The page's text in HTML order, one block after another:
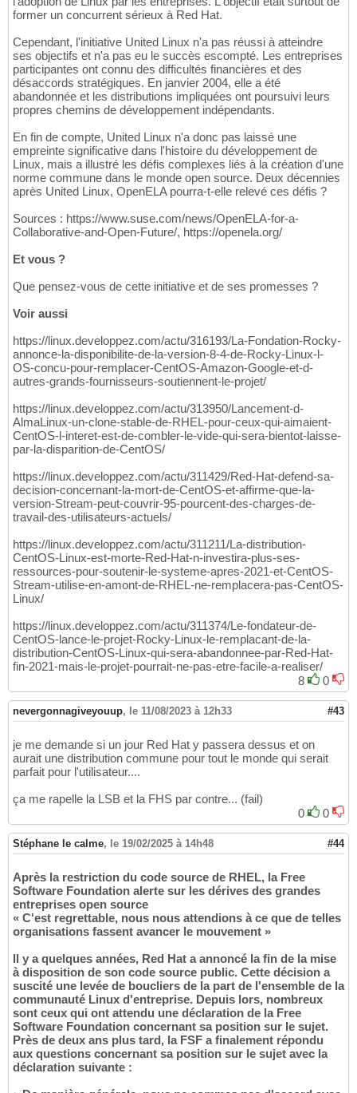
former un concurrent sérieux à Red Hat.
Cependant, l'initiative United Linux n'a pas réussi à atteindre
ses objectifs et n'a pas eu le succès escompté. Les entreprises
participantes ont connu des difficultés financières et des
désaccords stratégiques. En janvier 2004, elle a été
abandonnée et les distributions impliquées ont poursuivi leurs
propres chemins de développement indépendants.
En fin de compte, United Linux n'a donc pas laissé une
empreinte significative dans l'histoire du développement de
Linux, mais a illustré les défis complexes liés à la création d'une
norme commune dans le monde open source. Deux décennies
après United Linux, OpenELA pourra-t-elle relevé ces défis ?
Sources : https://www.suse.com/news/OpenELA-for-a-
Collaborative-and-Open-Future/, https://openela.org/
Et vous ?
Que pensez-vous de cette initiative et de ses promesses ?
Voir aussi
https://linux.developpez.com/actu/316193/La-Fondation-Rocky-
annonce-la-disponibilite-de-la-version-8-4-de-Rocky-Linux-l-
OS-concu-pour-remplacer-CentOS-Amazon-Google-et-d-
autres-grands-fournisseurs-soutiennent-le-projet/
https://linux.developpez.com/actu/313950/Lancement-d-
AlmaLinux-un-clone-stable-de-RHEL-pour-ceux-qui-aimaient-
CentOS-l-interet-est-de-combler-le-vide-qui-sera-bientot-laisse-
par-la-disparition-de-CentOS/
https://linux.developpez.com/actu/311429/Red-Hat-defend-sa-
decision-concernant-la-mort-de-CentOS-et-affirme-que-la-
version-Stream-peut-couvrir-95-pourcent-des-charges-de-
travail-des-utilisateurs-actuels/
https://linux.developpez.com/actu/311211/La-distribution-
CentOS-Linux-est-morte-Red-Hat-n-investira-plus-ses-
ressources-pour-soutenir-le-systeme-apres-2021-et-CentOS-
Stream-utilise-en-amont-de-RHEL-ne-remplacera-pas-CentOS-
Linux/
https://linux.developpez.com/actu/311374/Le-fondateur-de-
CentOS-lance-le-projet-Rocky-Linux-le-remplacant-de-la-
distribution-CentOS-Linux-qui-sera-abandonnee-par-Red-Hat-
fin-2021-mais-le-projet-pourrait-ne-pas-etre-facile-a-realiser/
8
0
nevergonnagiveyouup, le 11/08/2023 à 12h33 #43
je me demande si un jour Red Hat y passera dessus et on
aurait une distribution commune pour tout le monde qui serait
parfait pour l'utilisateur....
ça me rapelle la LSB et la FHS par contre... (fail)
0
0
Stéphane le calme, le 19/02/2025 à 14h48 #44
Après la restriction du code source de RHEL, la Free
Software Foundation alerte sur les dérives des grandes
entreprises open source
« C'est regrettable, nous nous attendions à ce que de telles
organisations fassent avancer le mouvement »
Il y a quelques années, Red Hat a annoncé la fin de la mise
à disposition de son code source public. Cette décision a
suscité une levée de boucliers de la part de l'ensemble de la
communauté Linux d'entreprise. Depuis lors, nombreux
sont ceux qui ont attendu une déclaration de la Free
Software Foundation concernant sa position sur le sujet.
Près de deux ans plus tard, la FSF a finalement répondu
aux questions concernant sa position sur le sujet avec la
déclaration suivante :